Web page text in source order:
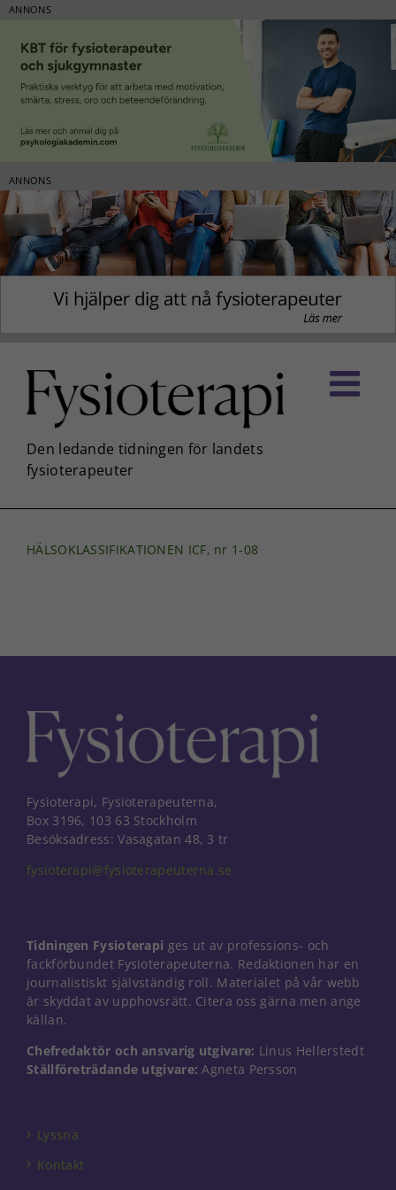
ANNONS
ANNONS
innehållet
HÄLSOKLASSIFIKATIONEN ICF, nr 1-08
Fysioterapi, Fysioterapeuterna,
Box 3196, 103 63 Stockholm
Besöksadress: Vasagatan 48, 3 tr
fysioterapi@fysioterapeuterna.se
Tidningen Fysioterapi ges ut av professions- och
fackförbundet Fysioterapeuterna. Redaktionen har en
journalistiskt självständig roll. Materialet på vår webb
är skyddat av upphovsrätt. Citera oss gärna men ange
källan.
Chefredaktör och ansvarig utgivare: Linus Hellerstedt
Ställföreträdande utgivare: Agneta Persson
Lyssna
Kontakt